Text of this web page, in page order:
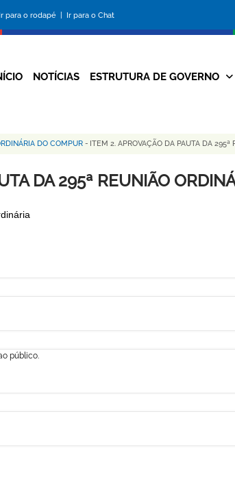
Ir para o rodapé | Ir para o Chat
da
NOTÍCIAS ESTRUTURA DE GOVERNO
DO COMPUR - ITEM 2. APROVAÇÃO DA PAUTA DA 295ª
DA 295ª REUNIÃO
público.